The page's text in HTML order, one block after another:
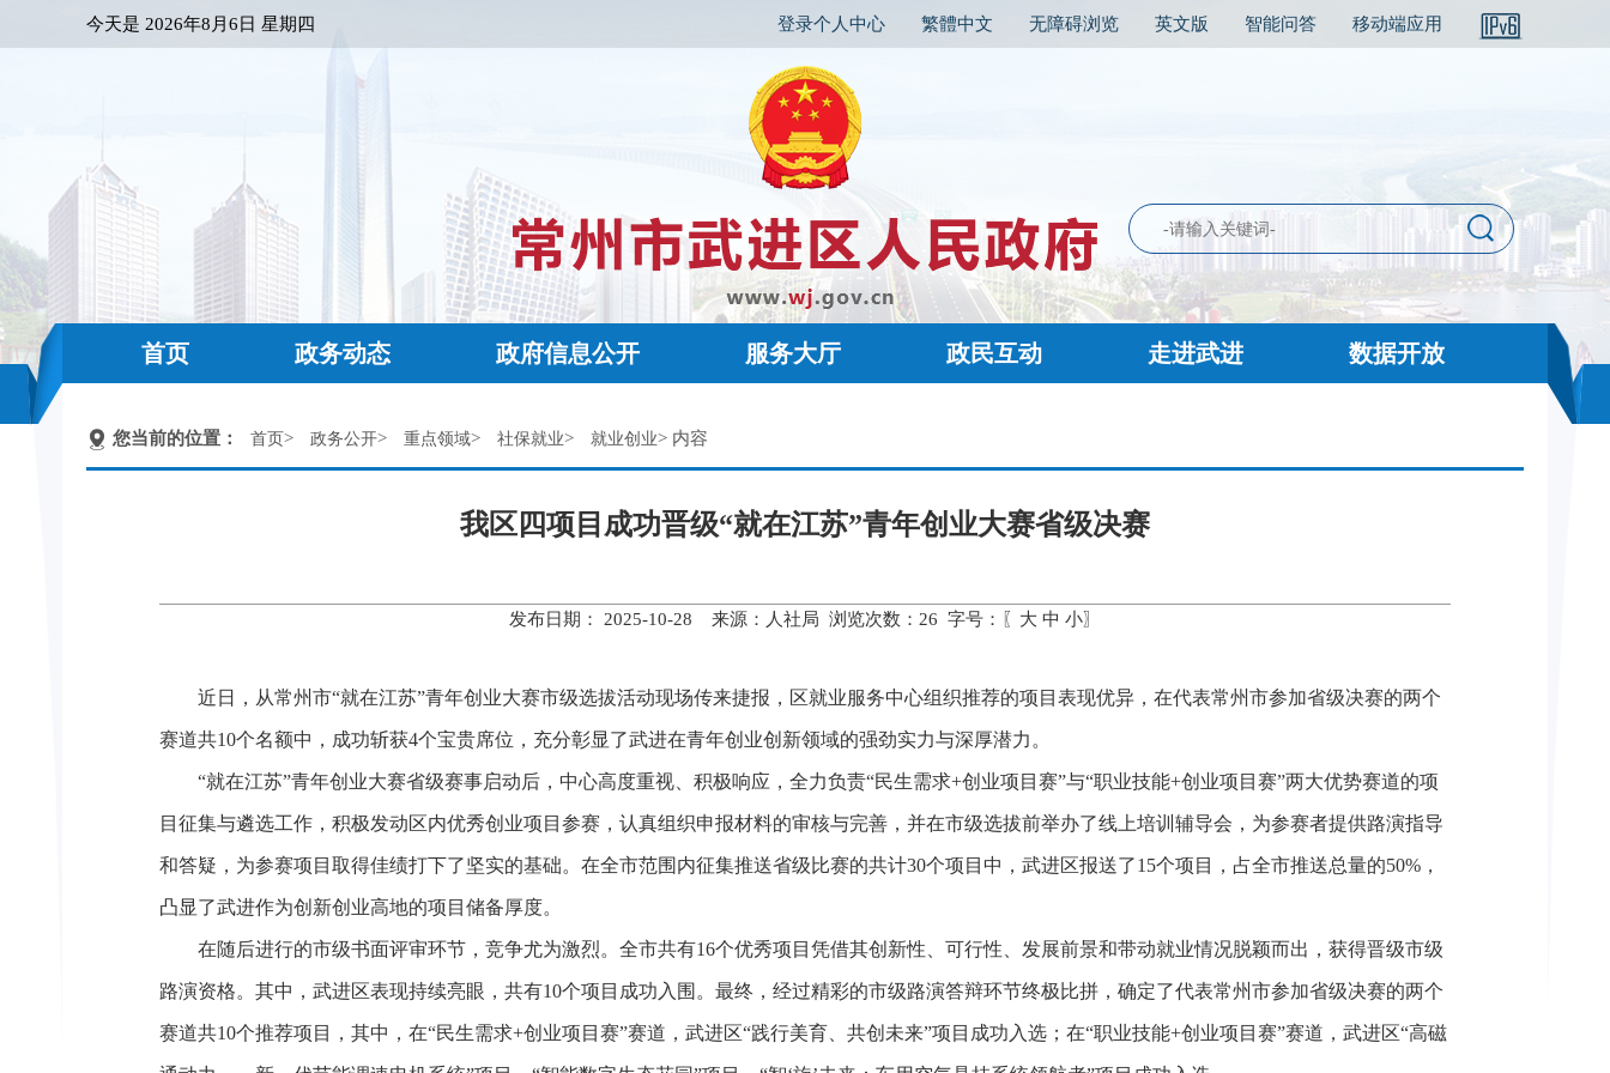
今天是 2026年8月6日 星期四 登录个人中心 繁體中文 无障碍浏览 英文版 智能问答 移动端应用
首页 政务动态 政府信息公开 服务大厅 政民互动 走进武进 数据开放
您当前的位置： 首页> 政务公开> 重点领域> 社保就业> 就业创业> 内容
我区四项目成功晋级“就在江苏”青年创业大赛省级决赛
发布日期： 2025-10-28 来源：人社局 浏览次数： 26 字号：〖 大 中 小〗
近日，从常州市“就在江苏”青年创业大赛市级选拔活动现场传来捷报，区就业服务中心组织推荐的项目表现优异，在代表常州市参加省级决赛的两个
赛道共10个名额中，成功斩获4个宝贵席位，充分彰显了武进在青年创业创新领域的强劲实力与深厚潜力。
“就在江苏”青年创业大赛省级赛事启动后，中心高度重视、积极响应，全力负责“民生需求+创业项目赛”与“职业技能+创业项目赛”两大优势赛道的项
目征集与遴选工作，积极发动区内优秀创业项目参赛，认真组织申报材料的审核与完善，并在市级选拔前举办了线上培训辅导会，为参赛者提供路演指导
和答疑，为参赛项目取得佳绩打下了坚实的基础。在全市范围内征集推送省级比赛的共计30个项目中，武进区报送了15个项目，占全市推送总量的50%，
凸显了武进作为创新创业高地的项目储备厚度。
在随后进行的市级书面评审环节，竞争尤为激烈。全市共有16个优秀项目凭借其创新性、可行性、发展前景和带动就业情况脱颖而出，获得晋级市级
路演资格。其中，武进区表现持续亮眼，共有10个项目成功入围。最终，经过精彩的市级路演答辩环节终极比拼，确定了代表常州市参加省级决赛的两个
赛道共10个推荐项目，其中，在“民生需求+创业项目赛”赛道，武进区“践行美育、共创未来”项目成功入选；在“职业技能+创业项目赛”赛道，武进区“高磁